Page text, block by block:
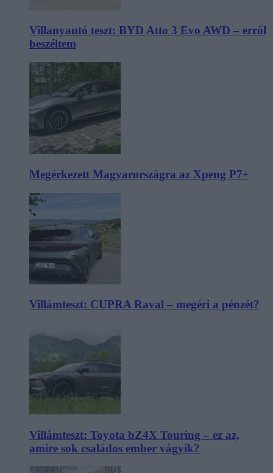
Villanyautó teszt: BYD Atto 3 Evo AWD – erről
beszéltem
Megérkezett Magyarországra az Xpeng P7+
Villámteszt: CUPRA Raval – megéri a pénzét?
Villámteszt: Toyota bZ4X Touring – ez az,
amire sok családos ember vágyik?